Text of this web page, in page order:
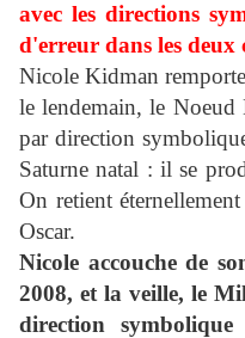
avec les directions
d'erreur dans les deux
Nicole Kidman
le lendemain, le
par direction
Saturne natal : il se
On retient
Oscar.
Nicole accouche de
2008, et la veille, le
direction